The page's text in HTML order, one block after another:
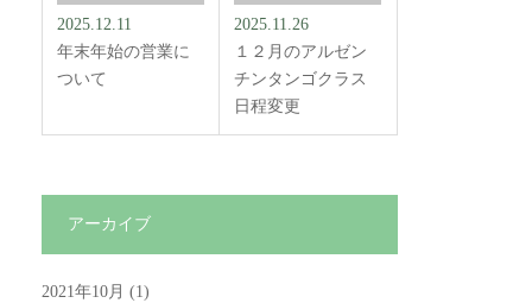
2025.12.11
年末年始の営業に
ついて
2025.11.26
１２月のアルゼン
チンタンゴクラス
日程変更
アーカイブ
2021年10月 (1)